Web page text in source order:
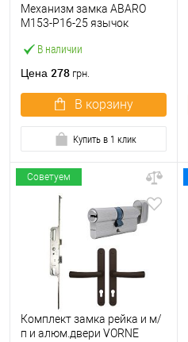
В наличии
Механизм замка ABARO
M153-P16-25 язычок
никель
Цена 278 грн.
В корзину
Купить в 1 клик
Советуем
Комплект замка рейка и м/
п и алюм.двери VORNE